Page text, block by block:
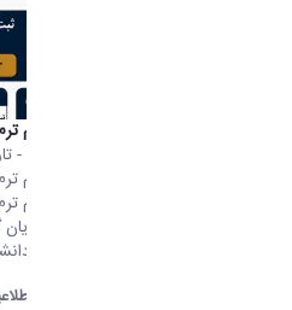
اطلاعیه ثبت‌نام ترم تابستان
-
اطلاع